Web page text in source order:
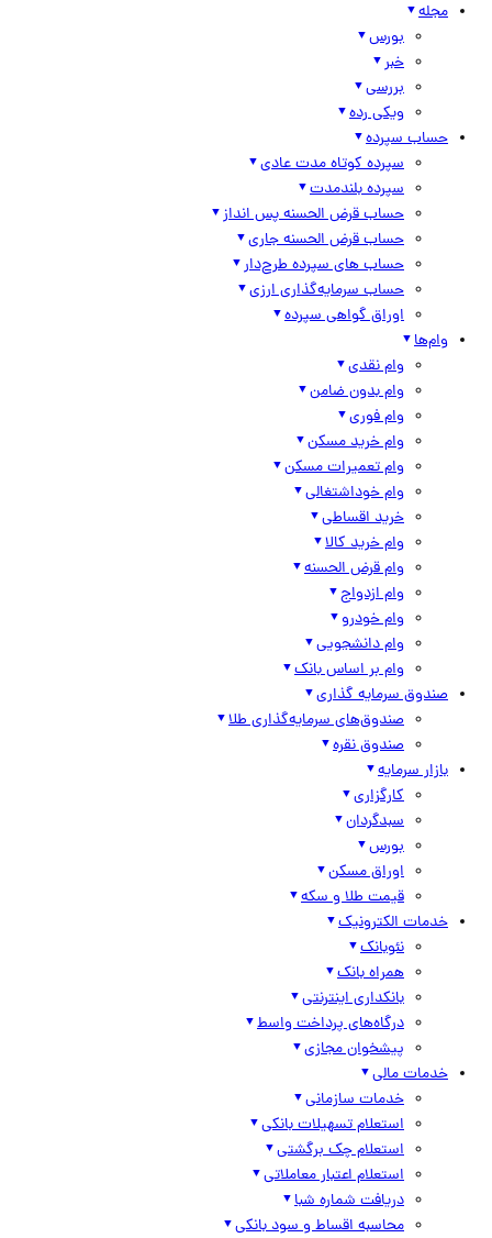
مجله
بورس
خبر
بررسی
ویکی رده
حساب سپرده
سپرده کوتاه مدت عادی
سپرده بلندمدت
حساب قرض الحسنه پس انداز
حساب قرض الحسنه جاری
حساب های سپرده طرح‌دار
حساب سرمایه‌گذاری ارزی
اوراق گواهی سپرده
وام‌ها
وام نقدی
وام بدون ضامن
وام فوری
وام خرید مسکن
وام تعمیرات مسکن
وام خوداشتغالی
خرید اقساطی
وام خرید کالا
وام قرض الحسنه
وام ازدواج
وام خودرو
وام دانشجویی
وام بر اساس بانک
صندوق سرمایه گذاری
صندوق‌های سرمایه‌گذاری طلا
صندوق نقره
بازار سرمایه
کارگزاری
سبدگردان
بورس
اوراق مسکن
قیمت طلا و سکه
خدمات الکترونیک
نئوبانک
همراه بانک
بانکداری اینترنتی
درگاه‌های پرداخت واسط
پیشخوان مجازی
خدمات مالی
خدمات سازمانی
استعلام تسهیلات بانکی
استعلام چک برگشتی
استعلام اعتبار معاملاتی
دریافت شماره شبا
محاسبه اقساط و سود بانکی